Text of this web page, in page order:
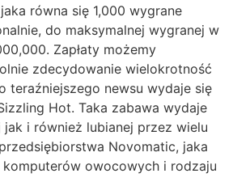
równa się 1,000 wygrane
do maksymalnej wygranej w
Zapłaty możemy
zdecydowanie wielokrotność
teraźniejszego newsu wydaje się
Hot. Taka zabawa wydaje
jak i również lubianej przez wielu
Novomatic, jaka
komputerów owocowych i rodzaju